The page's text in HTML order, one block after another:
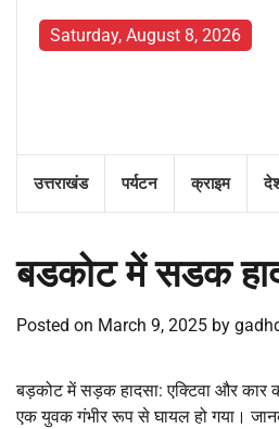
Saturday, August 8, 2026
उत्तराखंड पर्यटन क्राइम
बडकोट में सडक
Posted on March 9, 2025 by
बड़कोट में सड़क हादसा: एक्टिवा और कार
एक युवक गंभीर रूप से घायल हो गया।